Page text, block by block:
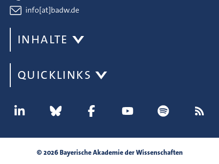
info[at]badw.de
INHALTE
QUICKLINKS
© 2026 Bayerische Akademie der Wissenschaften